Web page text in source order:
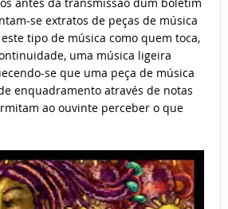
se extratos de peças de música
tipo de música como quem toca,
uma música ligeira
se que uma peça de música
enquadramento através de notas
ao ouvinte perceber o que